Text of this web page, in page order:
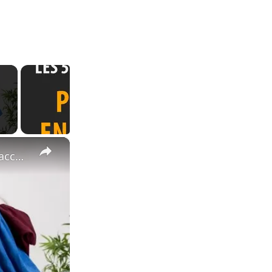
×
Défroissez votre vêtement en un temps record grâce à cet accessoire de tous les jours !